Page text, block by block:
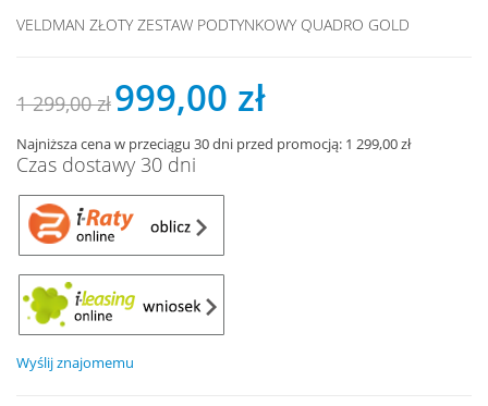
VELDMAN ZŁOTY ZESTAW PODTYNKOWY QUADRO GOLD
1 299,00 zł999,00 zł
Najniższa cena w przeciągu 30 dni przed promocją: 1 299,00 zł
Czas dostawy 30 dni
Wyślij znajomemu